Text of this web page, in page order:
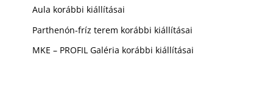
Aula korábbi kiállításai
Parthenón-fríz terem korábbi kiállításai
MKE – PROFIL Galéria korábbi kiállításai